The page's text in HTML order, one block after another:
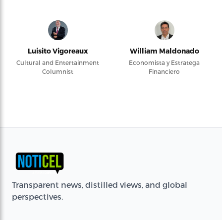
Luisito Vigoreaux
Cultural and Entertainment
Columnist
William Maldonado
Economista y Estratega
Financiero
Transparent news, distilled views, and global
perspectives.